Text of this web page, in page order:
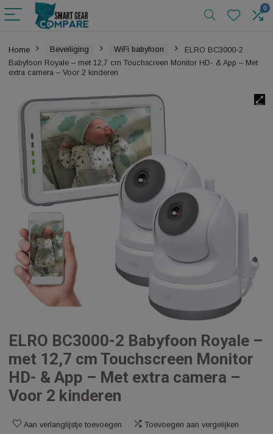
Home Beveiliging WiFi babyfoon
ELRO BC3000-2
Babyfoon Royale – met 12,7 cm Touchscreen Monitor HD- & App –
ELRO BC3000-2 Babyfoon
met 12,7 cm Touchscreen
HD- & App – Met extra camera –